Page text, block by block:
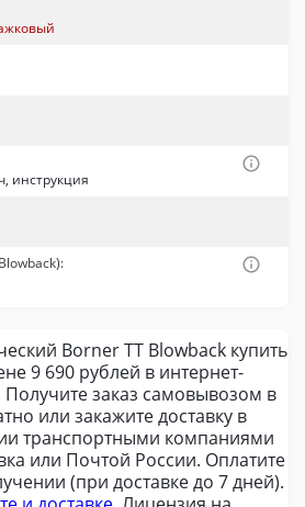
инструкция
Borner TT Blowback купить
9 690 рублей в интернет-
Получите заказ самовывозом в
или закажите доставку в
транспортными компаниями
или Почтой России. Оплатите
(при доставке до 7 дней).